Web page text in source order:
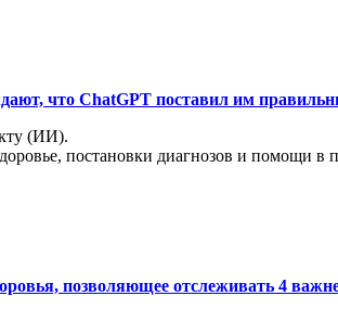
что ChatGPT поставил им
(ИИ).
постановки диагнозов и помощи в
позволяющее отслеживать 4